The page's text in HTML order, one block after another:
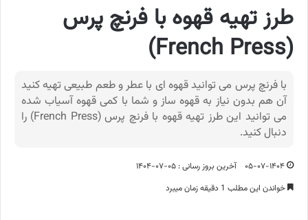
طرز تهیه قهوه با فرنچ پرس
(French Press)
با فرنچ پرس می توانید قهوه ای با عطر و طعم طبیعی تهیه کنید
آن هم بدون نیاز به قهوه ساز و شما با کمی قهوه آسیاب شده
می توانید این طرز تهیه قهوه با فرنچ پرس (French Press) را
دنبال کنید.
۰۵-۰۷-۱۴۰۴
آخرین بروز رسانی : ۰۵-۰۷-۱۴۰۴
خواندن این مطلب 1 دقیقه زمان میبرد